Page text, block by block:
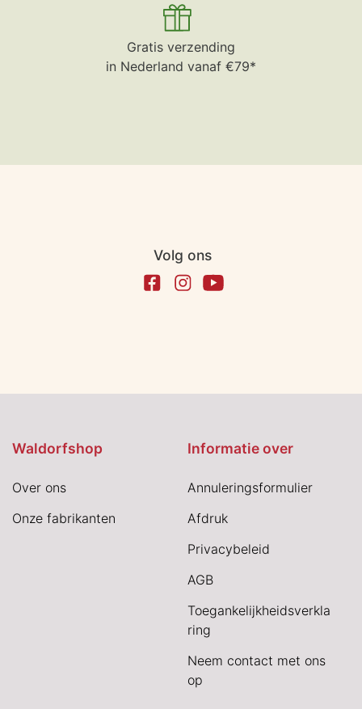
Gratis verzending
in Nederland vanaf €79*
Volg ons
Waldorfshop
Over ons
Onze fabrikanten
Informatie over
Annuleringsformulier
Afdruk
Privacybeleid
AGB
Toegankelijkheidsverkla
ring
Neem contact met ons
op